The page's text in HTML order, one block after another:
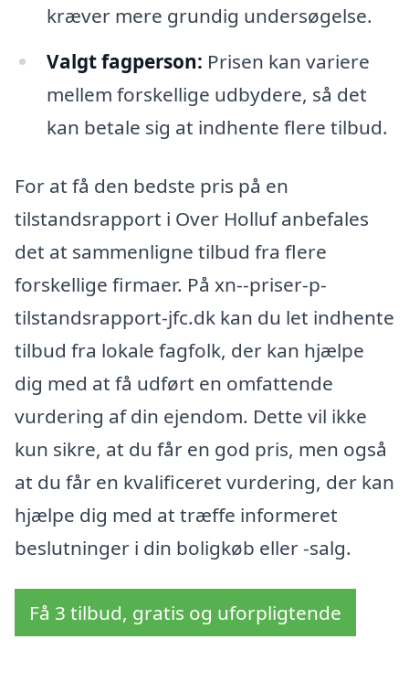
kræver mere grundig undersøgelse.
Valgt fagperson: Prisen kan variere
mellem forskellige udbydere, så det
kan betale sig at indhente flere tilbud.
For at få den bedste pris på en
tilstandsrapport i Over Holluf anbefales
det at sammenligne tilbud fra flere
forskellige firmaer. På xn--priser-p-
tilstandsrapport-jfc.dk kan du let indhente
tilbud fra lokale fagfolk, der kan hjælpe
dig med at få udført en omfattende
vurdering af din ejendom. Dette vil ikke
kun sikre, at du får en god pris, men også
at du får en kvalificeret vurdering, der kan
hjælpe dig med at træffe informeret
beslutninger i din boligkøb eller -salg.
Få 3 tilbud, gratis og uforpligtende